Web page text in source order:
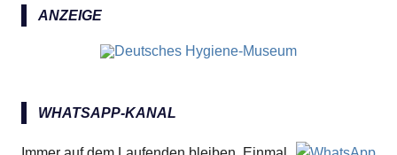
ANZEIGE
WHATSAPP-KANAL